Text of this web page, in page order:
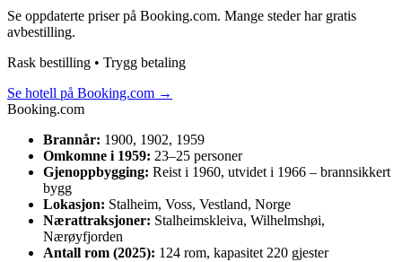
Se oppdaterte priser på Booking.com. Mange steder har gratis
avbestilling.
Rask bestilling • Trygg betaling
Se hotell på Booking.com →
Booking.com
Brannår: 1900, 1902, 1959
Omkomne i 1959: 23–25 personer
Gjenoppbygging: Reist i 1960, utvidet i 1966 – brannsikkert
bygg
Lokasjon: Stalheim, Voss, Vestland, Norge
Nærattraksjoner: Stalheimskleiva, Wilhelmshøi,
Nærøyfjorden
Antall rom (2025): 124 rom, kapasitet 220 gjester